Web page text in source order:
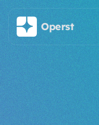
주요 콘텐츠로 건너뛰기
Operst